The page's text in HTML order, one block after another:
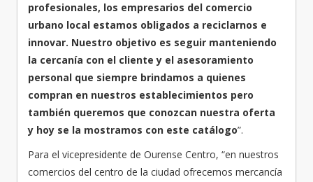
profesionales, los empresarios del comercio
urbano local estamos obligados a reciclarnos e
innovar. Nuestro objetivo es seguir manteniendo
la cercanía con el cliente y el asesoramiento
personal que siempre brindamos a quienes
compran en nuestros establecimientos pero
también queremos que conozcan nuestra oferta
y hoy se la mostramos con este catálogo”.
Para el vicepresidente de Ourense Centro, “en nuestros
comercios del centro de la ciudad ofrecemos mercancía